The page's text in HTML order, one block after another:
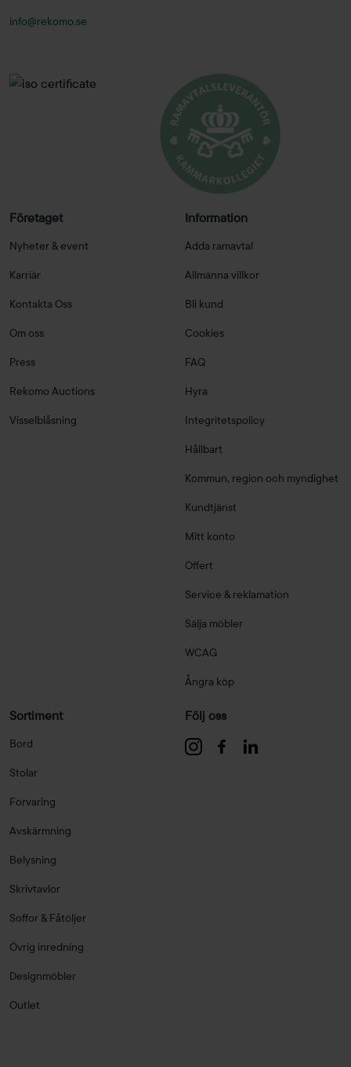
info@rekomo.se
Företaget
Nyheter & event
Karriär
Kontakta Oss
Om oss
Press
Rekomo Auctions
Visselblåsning
Information
Adda ramavtal
Allmänna villkor
Bli kund
Cookies
FAQ
Hyra
Integritetspolicy
Hållbart
Kommun, region och myndighet
Kundtjänst
Mitt konto
Offert
Service & reklamation
Sälja möbler
WCAG
Ångra köp
Sortiment
Bord
Stolar
Förvaring
Avskärmning
Belysning
Skrivtavlor
Soffor & Fåtöljer
Övrig inredning
Designmöbler
Outlet
Följ oss